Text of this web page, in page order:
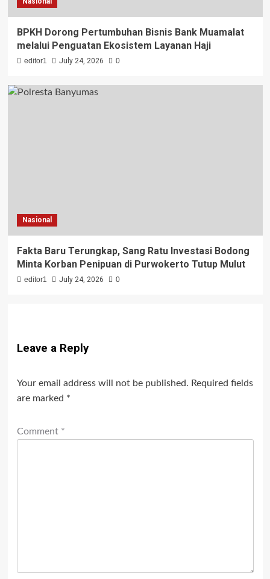
BPKH Dorong Pertumbuhan Bisnis Bank Muamalat
melalui Penguatan Ekosistem Layanan Haji
editor1 July 24, 2026 0
Nasional
Fakta Baru Terungkap, Sang Ratu Investasi Bodong
Minta Korban Penipuan di Purwokerto Tutup Mulut
editor1 July 24, 2026 0
Leave a Reply
Your email address will not be published. Required fields
are marked *
Comment *